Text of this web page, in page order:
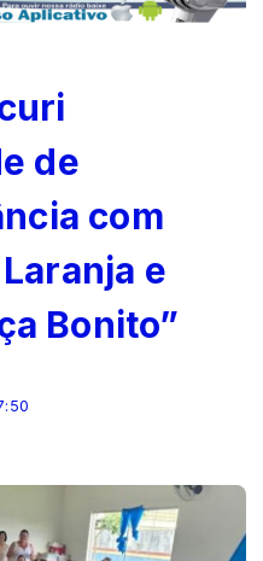
de
com
e
Bonito”